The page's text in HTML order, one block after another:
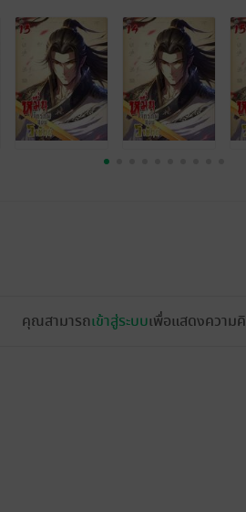
คุณสามารถเข้าสู่ระบบเพื่อแสดงความ